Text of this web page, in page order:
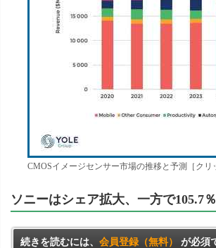
CMOSイメージセンサー市場の推移と予測［クリ
ソニーはシェア拡大、一方で105.7
続きを読むには、 会員登録（無料） が必須